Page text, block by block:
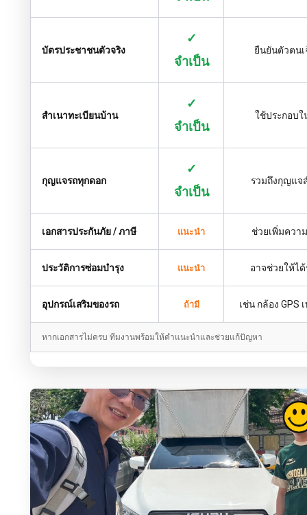
บัตรประชาชนตัวจริง
✓
จำเป็น
ยืนยันตัวตนเ
สำเนาทะเบียนบ้าน
✓
จำเป็น
ใช้ประกอบใ
กุญแจรถทุกดอก
✓
จำเป็น
รวมถึงกุญแจ
เอกสารประกันภัย / ภาษี แนะนำ ช่วยเพิ่มควา
ประวัติการซ่อมบำรุง แนะนำ อาจช่วยให้ไ
อุปกรณ์เสริมของรถ ถ้ามี เช่น กล้อง GPS
หากเอกสารไม่ครบ ทีมงานพร้อมให้คำแนะนำและช่วยแก้ปัญหา